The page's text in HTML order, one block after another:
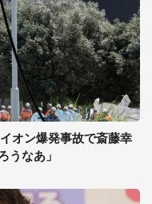
オン爆発事故で斎藤幸
うなあ」